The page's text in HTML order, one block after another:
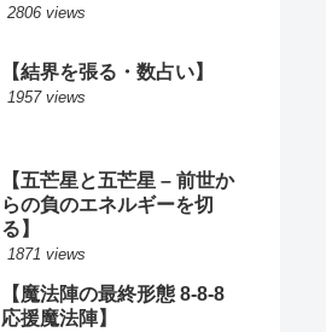
2806 views
【結界を張る・数占い】
1957 views
【五芒星と五芒星 – 前世か
らの負のエネルギーを切
る】
1871 views
【魔法陣の最終形態 8-8-8
応援魔法陣】